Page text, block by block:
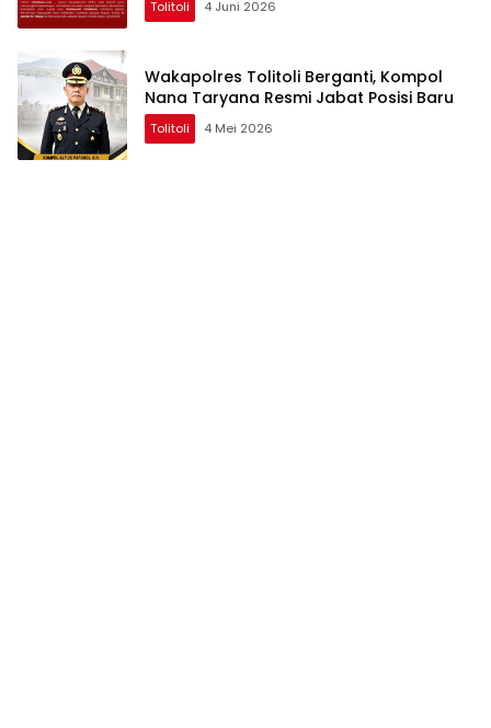
Tolitoli 4 Juni 2026
Wakapolres Tolitoli Berganti, Kompol
Nana Taryana Resmi Jabat Posisi Baru
Tolitoli 4 Mei 2026